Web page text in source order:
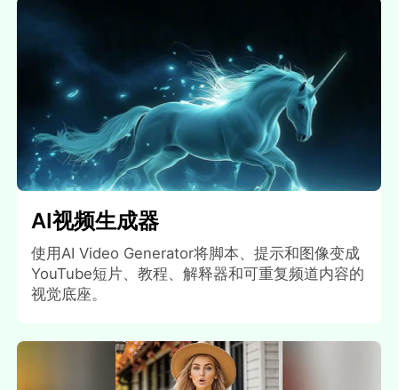
AI视频生成器
使用AI Video Generator将脚本、提示和图像变成
YouTube短片、教程、解释器和可重复频道内容的
视觉底座。